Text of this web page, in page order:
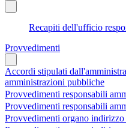
Recapiti dell'ufficio
Provvedimenti
Accordi stipulati
amministrazioni pubbliche
Provvedimenti responsabili
Provvedimenti responsabili
Provvedimenti organo